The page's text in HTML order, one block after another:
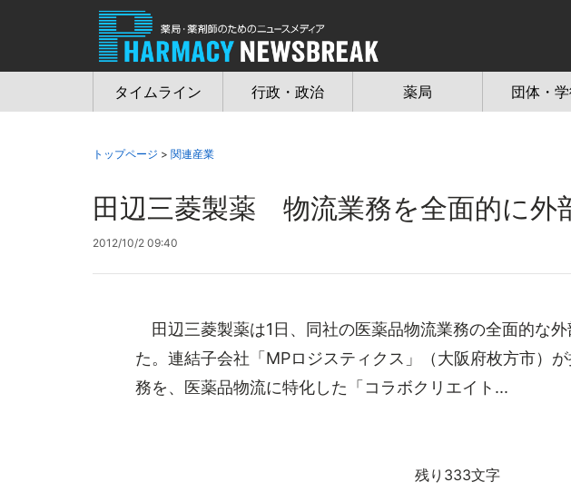
タイムライン 行政・政治 薬局 団体・
トップページ > 関連産業
田辺三菱製薬 物流業務を全面的に外
2012/10/2 09:40
田辺三菱製薬は1日、同社の医薬品物流業務の全面的な
た。連結子会社「MPロジスティクス」（大阪府枚方市）
務を、医薬品物流に特化した「コラボクリエイト...
残り333文字